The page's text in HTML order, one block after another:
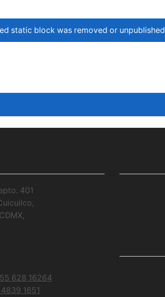
static block was removed or unpublished
401
628 16264
1651